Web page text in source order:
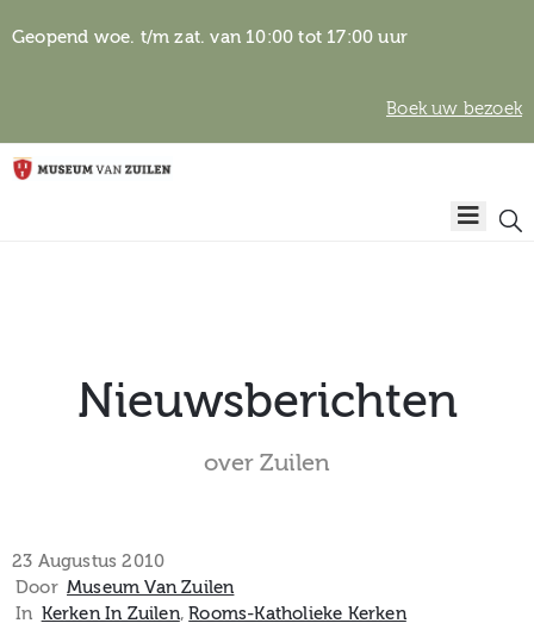
Geopend woe. t/m zat. van 10:00 tot 17:00 uur
Boek uw bezoek
Home
Nieuwsberichten
over Zuilen
23 Augustus 2010
Door Museum Van Zuilen
In Kerken In Zuilen‚Rooms-Katholieke Kerken
Algemene